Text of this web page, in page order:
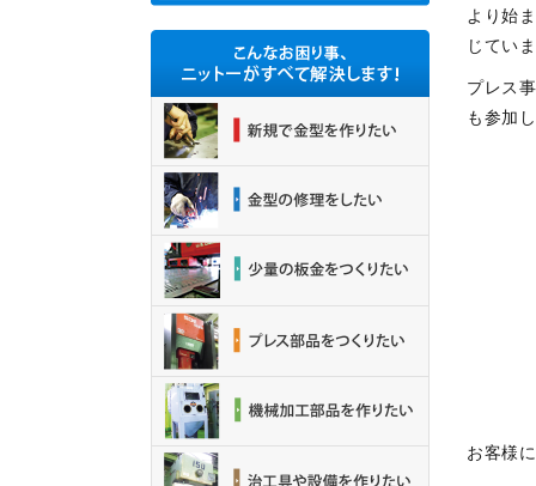
より始
じてい
プレス
も参加
お客様